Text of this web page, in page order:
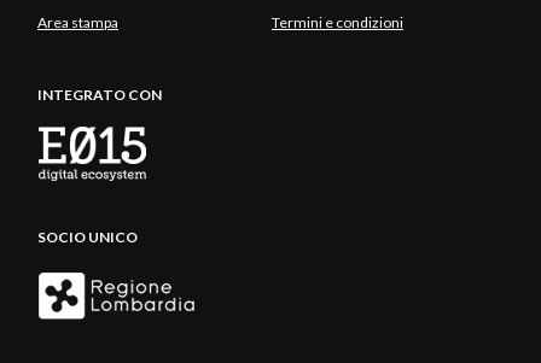
Area stampa Termini e condizioni
INTEGRATO CON
SOCIO UNICO